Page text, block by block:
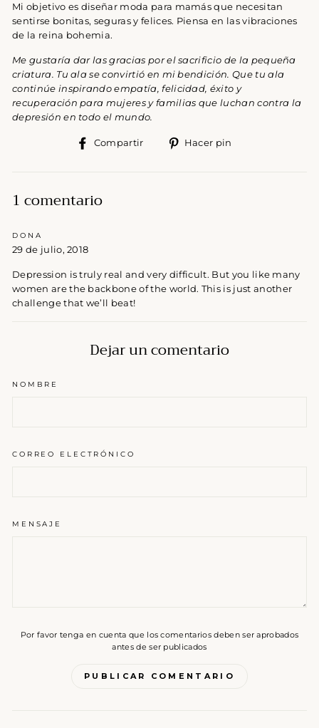
Mi objetivo es diseñar moda para mamás que necesitan
sentirse bonitas, seguras y felices. Piensa en las vibraciones
de la reina bohemia.
Me gustaría dar las gracias por el sacrificio de la pequeña
criatura. Tu ala se convirtió en mi bendición. Que tu ala
continúe inspirando empatía, felicidad, éxito y
recuperación para mujeres y familias que luchan contra la
depresión en todo el mundo.
Compartir
CompartirHacer pin
1 comentario
DONA
29 de julio, 2018
Depression is truly real and very difficult. But you like many
women are the backbone of the world. This is just another
challenge that we’ll beat!
Dejar un comentario
NOMBRE
CORREO ELECTRÓNICO
MENSAJE
Por favor tenga en cuenta que los comentarios deben ser aprobados
antes de ser publicados
PUBLICAR COMENTARIO